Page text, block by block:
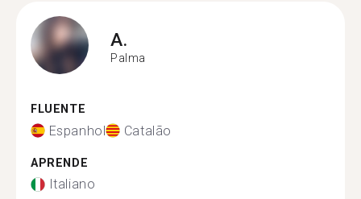
A.
Palma
FLUENTE
Espanhol Catalão
APRENDE
Italiano